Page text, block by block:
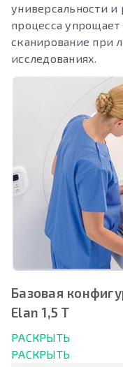
универсальности и
процесса упрощает
сканирование при
исследованиях.
Базовая
Elan 1,5 T
РАСКРЫТЬ
РАСКРЫТЬ